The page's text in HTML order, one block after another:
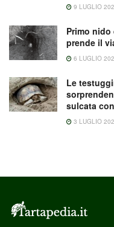
9 LUGLIO
Primo nido
prende il
6 LUGLIO
Le
sulcata
3 LUGLIO